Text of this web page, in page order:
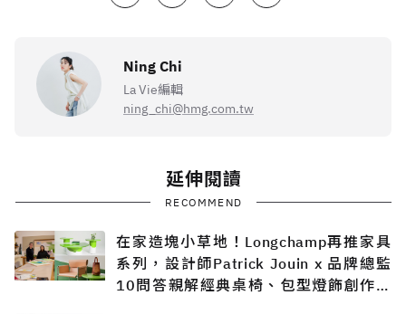
Ning Chi
La Vie編輯
ning_chi@hmg.com.tw
延伸閱讀
RECOMMEND
在家造塊小草地！Longchamp再推家具
系列，設計師Patrick Jouin x 品牌總監
10問答親解經典桌椅、包型燈飾創作過